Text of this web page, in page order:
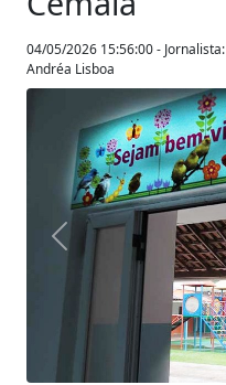
04/05/2026 15:56:00 - Jornalista:
Andréa Lisboa
Anterior